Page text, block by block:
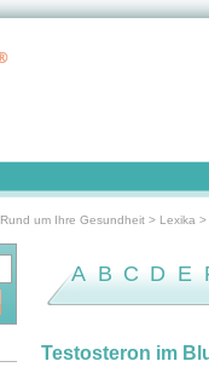
Rund um Ihre Gesundheit > Lexika >
A B C D E
Testosteron im